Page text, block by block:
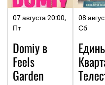
07 августа 20:00,
Пт
Domiy в
Feels
Garden
08
Сб